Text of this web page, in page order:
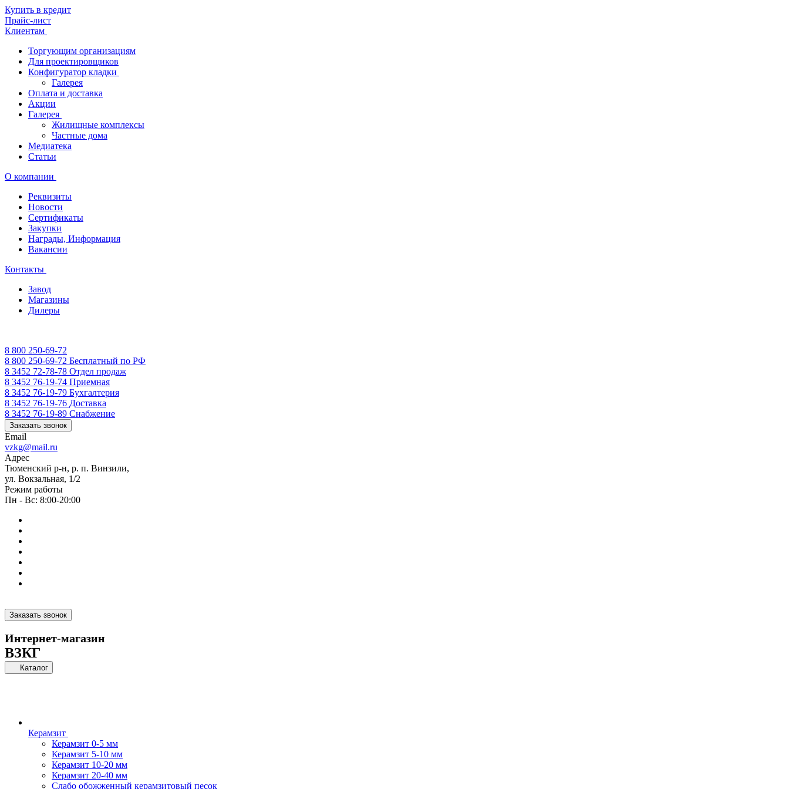
Купить в кредит
Прайс-лист
Клиентам
Торгующим организациям
Для проектировщиков
Конфигуратор кладки
Галерея
Оплата и доставка
Акции
Галерея
Жилищные комплексы
Частные дома
Медиатека
Статьи
О компании
Реквизиты
Новости
Сертификаты
Закупки
Награды, Информация
Вакансии
Контакты
Завод
Магазины
Дилеры
8 800 250-69-72
8 800 250-69-72 Бесплатный по РФ
8 3452 72-78-78 Отдел продаж
8 3452 76-19-74 Приемная
8 3452 76-19-79 Бухгалтерия
8 3452 76-19-76 Доставка
8 3452 76-19-89 Снабжение
Заказать звонок
Email
vzkg@mail.ru
Адрес
Тюменский р-н, р. п. Винзили,
ул. Вокзальная, 1/2
Режим работы
Пн - Вс: 8:00-20:00
Заказать звонок
Интернет-магазин
ВЗКГ
Каталог
Керамзит
Керамзит 0-5 мм
Керамзит 5-10 мм
Керамзит 10-20 мм
Керамзит 20-40 мм
Слабо обожженный керамзитовый песок